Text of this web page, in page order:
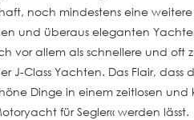
noch mindestens eine
und überaus eleganten
vor allem als schnellere und oft
J-Class Yachten. Das Flair,
Dinge in einem zeitlosen und
für Segler« werden lässt.